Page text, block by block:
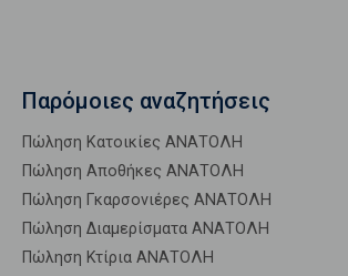
Παρόμοιες αναζητήσεις
Πώληση Κατοικίες ΑΝΑΤΟΛΗ
Πώληση Αποθήκες ΑΝΑΤΟΛΗ
Πώληση Γκαρσονιέρες ΑΝΑΤΟΛΗ
Πώληση Διαμερίσματα ΑΝΑΤΟΛΗ
Πώληση Κτίρια ΑΝΑΤΟΛΗ